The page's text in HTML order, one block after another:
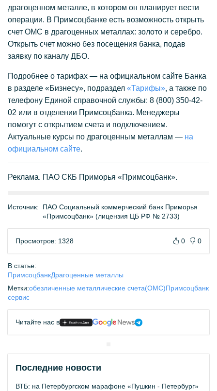
драгоценном металле, в котором он планирует вести
операции. В Примсоцбанке есть возможность открыть
счет ОМС в драгоценных металлах: золото и серебро.
Открыть счет можно без посещения банка, подав
заявку по каналу ДБО.
Подробнее о тарифах — на официальном сайте Банка
в разделе «Бизнесу», подраздел «Тарифы», а также по
телефону Единой справочной службы: 8 (800) 350-42-
02 или в отделении Примсоцбанка. Менеджеры
помогут с открытием счета и подключением.
Актуальные курсы по драгоценным металлам — на
официальном сайте.
Реклама. ПАО СКБ Приморья «Примсоцбанк».
Источник:
ПАО Социальный коммерческий банк Приморья
«Примсоцбанк» (лицензия ЦБ РФ № 2733)
Просмотров: 1328 0 0
В статье:
ПримсоцбанкДрагоценные металлы
Метки:обезличенные металлические счета(ОМС)Примсоцбанк
сервис
Читайте нас в
Последние новости
ВТБ: на Петербургском марафоне «Пушкин - Петербург»